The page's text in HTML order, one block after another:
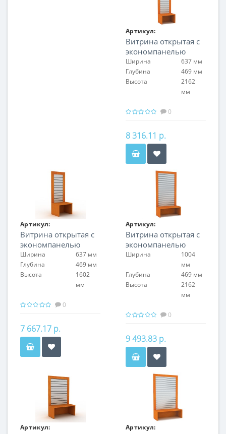
Артикул:
FIN.S.60.H.EP.00
Витрина открытая с
экономпанелью
Ширина
637 мм
Глубина
469 мм
Высота
2162
мм
0
8 316.11 р.
Артикул:
FIN.S.60.S.EP.00
Витрина открытая с
экономпанелью
Ширина
637 мм
Глубина
469 мм
Высота
1602
мм
0
7 667.17 р.
Артикул:
FIN.S.100.H.EP.00
Витрина открытая с
экономпанелью
Ширина
1004
мм
Глубина
469 мм
Высота
2162
мм
0
9 493.83 р.
Артикул:
Артикул: